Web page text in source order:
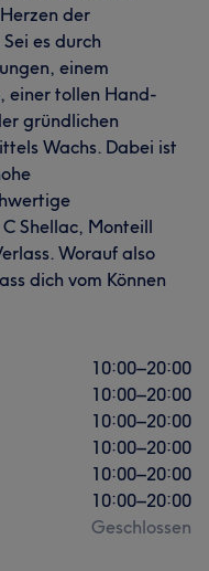
der
es durch
einem
einer tollen Hand-
gründlichen
Wachs. Dabei ist
Shellac, Monteill
Worauf also
dich vom Können
10:00–20:00
10:00–20:00
10:00–20:00
10:00–20:00
10:00–20:00
10:00–20:00
Geschlossen